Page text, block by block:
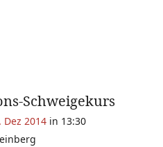
Schweigekurs
Dez 2014 in 13:30